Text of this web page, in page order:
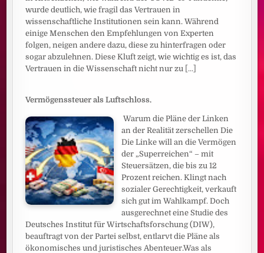
wurde deutlich, wie fragil das Vertrauen in
wissenschaftliche Institutionen sein kann. Während
einige Menschen den Empfehlungen von Experten
folgen, neigen andere dazu, diese zu hinterfragen oder
sogar abzulehnen. Diese Kluft zeigt, wie wichtig es ist, das
Vertrauen in die Wissenschaft nicht nur zu [...]
Vermögenssteuer als Luftschloss.
Warum die Pläne der Linken
an der Realität zerschellen Die
Die Linke will an die Vermögen
der „Superreichen“ – mit
Steuersätzen, die bis zu 12
Prozent reichen. Klingt nach
sozialer Gerechtigkeit, verkauft
sich gut im Wahlkampf. Doch
ausgerechnet eine Studie des
Deutsches Institut für Wirtschaftsforschung (DIW),
beauftragt von der Partei selbst, entlarvt die Pläne als
ökonomisches und juristisches Abenteuer.Was als